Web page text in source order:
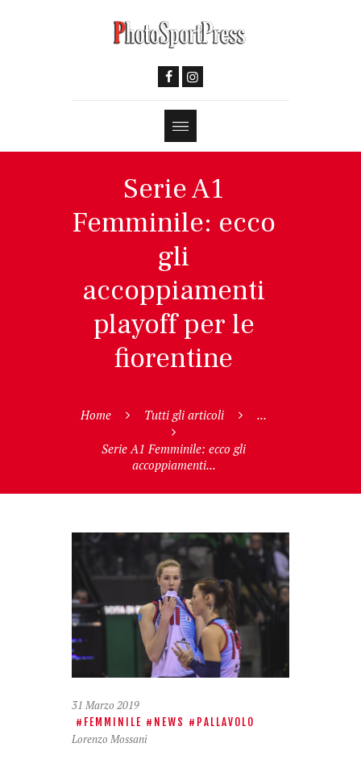
Serie A1
Femminile: ecco
gli
accoppiamenti
playoff per le
fiorentine
Home Tutti gli articoli ...
Serie A1 Femminile: ecco gli
accoppiamenti...
31 Marzo 2019
FEMMINILE NEWS PALLAVOLO
Lorenzo Mossani